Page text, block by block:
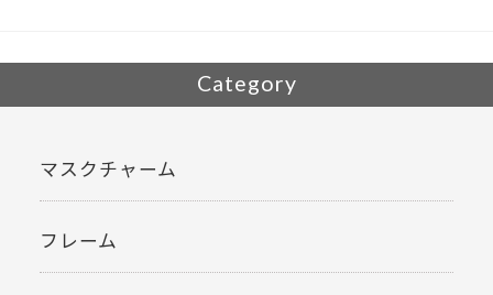
Category
マスクチャーム
フレーム